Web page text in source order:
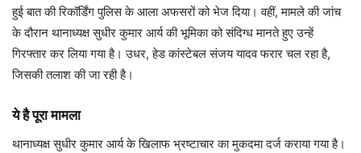
हुई बात की रिकॉर्डिंग पुलिस के आला अफसरों को भेज दिया। वहीं, मामले की जांच
के दौरान थानाध्यक्ष सुधीर कुमार आर्य की भूमिका को संदिग्ध मानते हुए उन्हें
गिरफ्तार कर लिया गया है। उधर, हेड कांस्टेबल संजय यादव फरार चल रहा है,
जिसकी तलाश की जा रही है।
ये है पूरा मामला
थानाध्यक्ष सुधीर कुमार आर्य के खिलाफ भ्रष्टाचार का मुकदमा दर्ज कराया गया है।